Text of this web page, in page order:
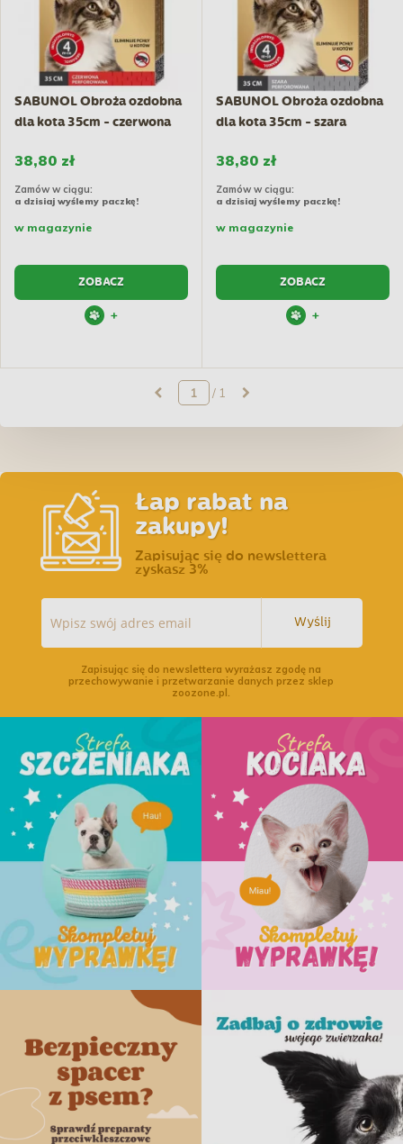
SABUNOL Obroża ozdobna
dla kota 35cm - czerwona
38,80 zł
Zamów w ciągu:
a dzisiaj wyślemy paczkę!
w magazynie
ZOBACZ
+
SABUNOL Obroża ozdobna
dla kota 35cm - szara
38,80 zł
Zamów w ciągu:
a dzisiaj wyślemy paczkę!
w magazynie
ZOBACZ
+
/ 1
Łap rabat na
zakupy!
Zapisując się do newslettera
zyskasz 3%
Wyślij
Zapisując się do newslettera wyrażasz zgodę na
przechowywanie i przetwarzanie danych przez sklep
zoozone.pl.